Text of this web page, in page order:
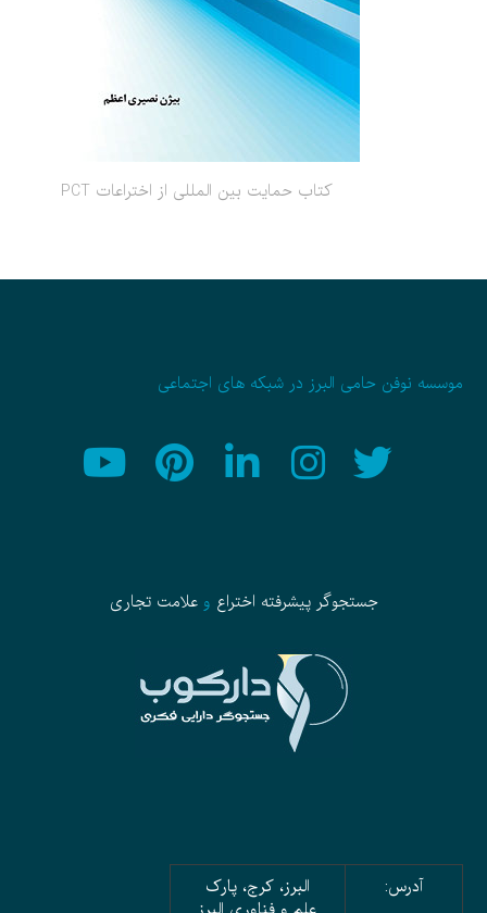
کتاب حمایت بین المللی از اختراعات PCT
موسسه نوفن حامی البرز در شبکه های اجتماعی
جستجوگر پیشرفته اختراع وعلامت تجاری
آدرس:
البرز، کرج، پارک